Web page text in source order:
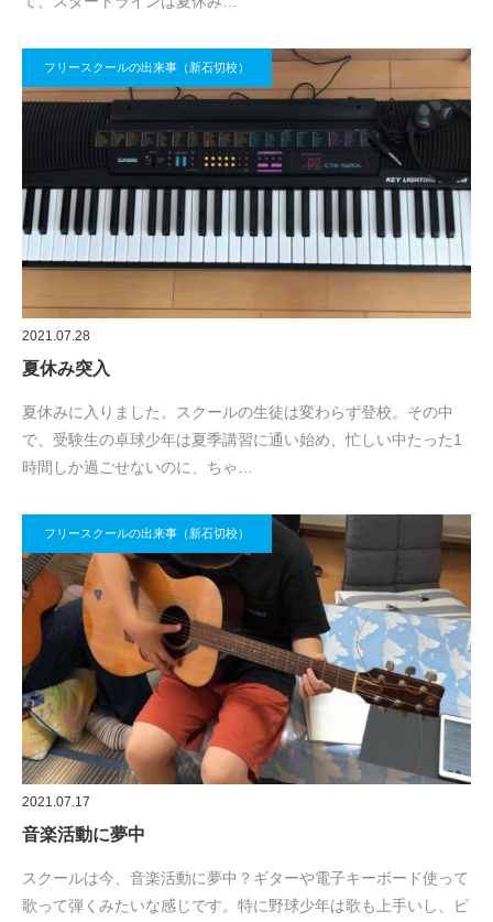
フリースクールの出来事（新石切校）
2021.07.28
夏休み突入
夏休みに入りました。スクールの生徒は変わらず登校。その中
で、受験生の卓球少年は夏季講習に通い始め、忙しい中たった1
時間しか過ごせないのに、ちゃ…
フリースクールの出来事（新石切校）
2021.07.17
音楽活動に夢中
スクールは今、音楽活動に夢中？ギターや電子キーボード使って
歌って弾くみたいな感じです。特に野球少年は歌も上手いし、ピ